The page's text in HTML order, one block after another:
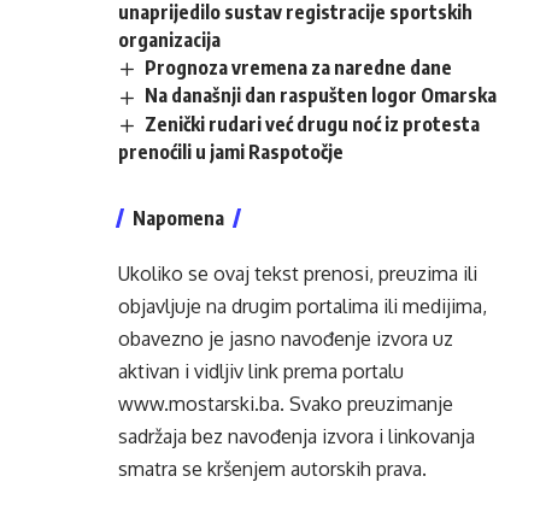
unaprijedilo sustav registracije sportskih
organizacija
Prognoza vremena za naredne dane
Na današnji dan raspušten logor Omarska
Zenički rudari već drugu noć iz protesta
prenoćili u jami Raspotočje
Napomena
Ukoliko se ovaj tekst prenosi, preuzima ili
objavljuje na drugim portalima ili medijima,
obavezno je jasno navođenje izvora uz
aktivan i vidljiv link prema portalu
www.mostarski.ba. Svako preuzimanje
sadržaja bez navođenja izvora i linkovanja
smatra se kršenjem autorskih prava.